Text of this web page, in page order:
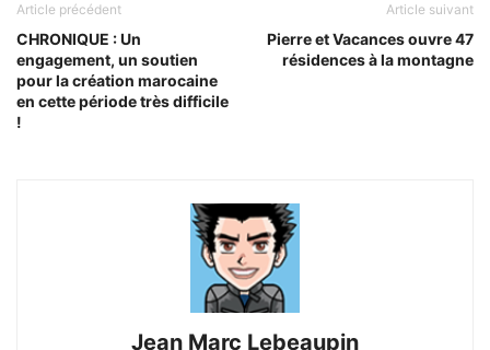
Article précédent
CHRONIQUE : Un
engagement, un soutien
pour la création marocaine
en cette période très difficile
!
Article suivant
Pierre et Vacances ouvre 47
résidences à la montagne
Jean Marc Lebeaupin